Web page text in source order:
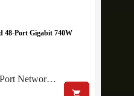
48-Port Gigabit 740W
Networ…